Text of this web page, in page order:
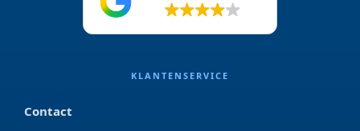
KLANTENSERVICE
Contact